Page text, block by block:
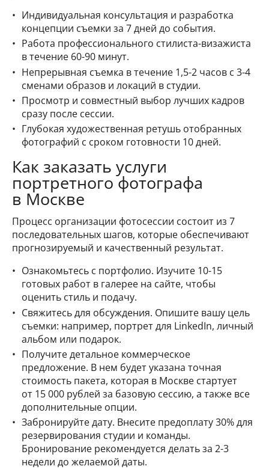
Индивидуальная консультация и разработка
концепции съемки за 7 дней до события.
Работа профессионального стилиста-визажиста
в течение 60-90 минут.
Непрерывная съемка в течение 1,5-2 часов с 3-4
сменами образов и локаций в студии.
Просмотр и совместный выбор лучших кадров
сразу после сессии.
Глубокая художественная ретушь отобранных
фотографий с сроком готовности 10 дней.
Как заказать услуги
портретного фотографа
в Москве
Процесс организации фотосессии состоит из 7
последовательных шагов, которые обеспечивают
прогнозируемый и качественный результат.
Ознакомьтесь с портфолио. Изучите 10-15
готовых работ в галерее на сайте, чтобы
оценить стиль и подачу.
Свяжитесь для обсуждения. Опишите вашу цель
съемки: например, портрет для LinkedIn, личный
альбом или подарок.
Получите детальное коммерческое
предложение. В нем будет указана точная
стоимость пакета, которая в Москве стартует
от 15 000 рублей за базовую сессию, а также все
дополнительные опции.
Забронируйте дату. Внесите предоплату 30% для
резервирования студии и команды.
Бронирование рекомендуется делать за 2-3
недели до желаемой даты.